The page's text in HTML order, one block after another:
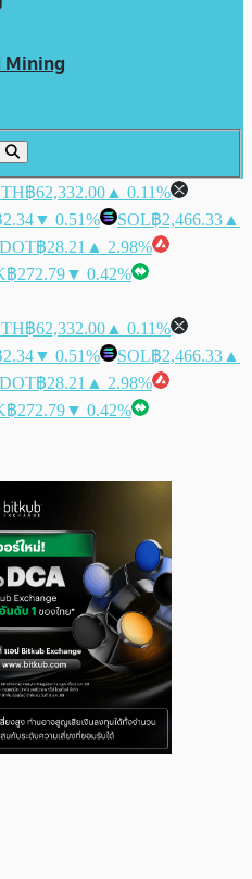
Mining
฿62,332.00 ▲ 0.11%
▼ 0.51% SOL฿2,466.33 ▲
DOT฿28.21 ▲ 2.98%
฿272.79▼ 0.42%
฿62,332.00 ▲ 0.11%
▼ 0.51% SOL฿2,466.33 ▲
DOT฿28.21 ▲ 2.98%
฿272.79▼ 0.42%